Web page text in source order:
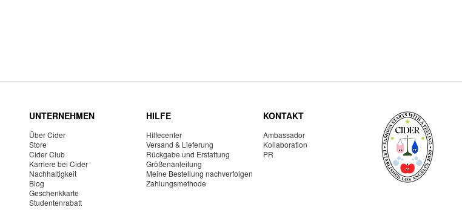
UNTERNEHMEN
Über Cider
Store
Cider Club
Karriere bei Cider
Nachhaltigkeit
Blog
Geschenkkarte
Studentenrabatt
HILFE
Hilfecenter
Versand & Lieferung
Rückgabe und Erstattung
Größenanleitung
Meine Bestellung nachverfolgen
Zahlungsmethode
KONTAKT
Ambassador
Kollaboration
PR